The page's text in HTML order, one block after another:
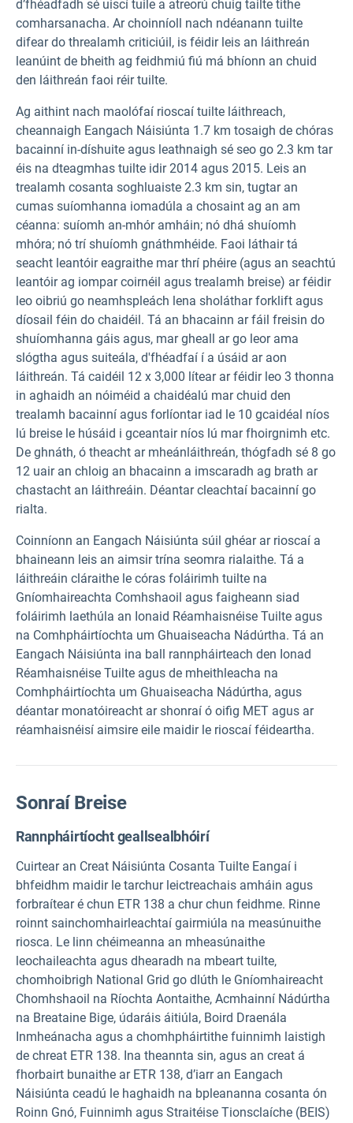
d’fhéadfadh sé uiscí tuile a atreorú chuig tailte tithe
comharsanacha. Ar choinníoll nach ndéanann tuilte
difear do threalamh criticiúil, is féidir leis an láithreán
leanúint de bheith ag feidhmiú fiú má bhíonn an chuid
den láithreán faoi réir tuilte.
Ag aithint nach maolófaí rioscaí tuilte láithreach,
cheannaigh Eangach Náisiúnta 1.7 km tosaigh de chóras
bacainní in-díshuite agus leathnaigh sé seo go 2.3 km tar
éis na dteagmhas tuilte idir 2014 agus 2015. Leis an
trealamh cosanta soghluaiste 2.3 km sin, tugtar an
cumas suíomhanna iomadúla a chosaint ag an am
céanna: suíomh an-mhór amháin; nó dhá shuíomh
mhóra; nó trí shuíomh gnáthmhéide. Faoi láthair tá
seacht leantóir eagraithe mar thrí phéire (agus an seachtú
leantóir ag iompar coirnéil agus trealamh breise) ar féidir
leo oibriú go neamhspleách lena sholáthar forklift agus
díosail féin do chaidéil. Tá an bhacainn ar fáil freisin do
shuíomhanna gáis agus, mar gheall ar go leor ama
slógtha agus suiteála, d'fhéadfaí í a úsáid ar aon
láithreán. Tá caidéil 12 x 3,000 lítear ar féidir leo 3 thonna
in aghaidh an nóiméid a chaidéalú mar chuid den
trealamh bacainní agus forlíontar iad le 10 gcaidéal níos
lú breise le húsáid i gceantair níos lú mar fhoirgnimh etc.
De ghnáth, ó theacht ar mheánláithreán, thógfadh sé 8 go
12 uair an chloig an bhacainn a imscaradh ag brath ar
chastacht an láithreáin. Déantar cleachtaí bacainní go
rialta.
Coinníonn an Eangach Náisiúnta súil ghéar ar rioscaí a
bhaineann leis an aimsir trína seomra rialaithe. Tá a
láithreáin cláraithe le córas foláirimh tuilte na
Gníomhaireachta Comhshaoil agus faigheann siad
foláirimh laethúla an Ionaid Réamhaisnéise Tuilte agus
na Comhpháirtíochta um Ghuaiseacha Nádúrtha. Tá an
Eangach Náisiúnta ina ball rannpháirteach den Ionad
Réamhaisnéise Tuilte agus de mheithleacha na
Comhpháirtíochta um Ghuaiseacha Nádúrtha, agus
déantar monatóireacht ar shonraí ó oifig MET agus ar
réamhaisnéisí aimsire eile maidir le rioscaí féideartha.
Sonraí Breise
Rannpháirtíocht geallsealbhóirí
Cuirtear an Creat Náisiúnta Cosanta Tuilte Eangaí i
bhfeidhm maidir le tarchur leictreachais amháin agus
forbraítear é chun ETR 138 a chur chun feidhme. Rinne
roinnt sainchomhairleachtaí gairmiúla na measúnuithe
riosca. Le linn chéimeanna an mheasúnaithe
leochaileachta agus dhearadh na mbeart tuilte,
chomhoibrigh National Grid go dlúth le Gníomhaireacht
Chomhshaoil na Ríochta Aontaithe, Acmhainní Nádúrtha
na Breataine Bige, údaráis áitiúla, Boird Draenála
Inmheánacha agus a chomhpháirtithe fuinnimh laistigh
de chreat ETR 138. Ina theannta sin, agus an creat á
fhorbairt bunaithe ar ETR 138, d’iarr an Eangach
Náisiúnta ceadú le haghaidh na bpleananna cosanta ón
Roinn Gnó, Fuinnimh agus Straitéise Tionsclaíche (BEIS)